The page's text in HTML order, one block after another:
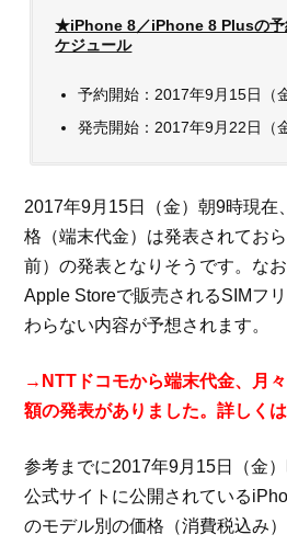
★iPhone 8／iPhone 8 Plusの予
ケジュール
予約開始：2017年9月15日（
発売開始：2017年9月22日（
2017年9月15日（金）朝9時現在
格（端末代金）は発表されてお
前）の発表となりそうです。な
Apple Storeで販売されるSIMフ
わらない内容が予想されます。
→NTTドコモから端末代金、月
額の発表がありました。詳しくは
参考までに2017年9月15日（金
公式サイトに公開されている
のモデル別の価格（消費税込み